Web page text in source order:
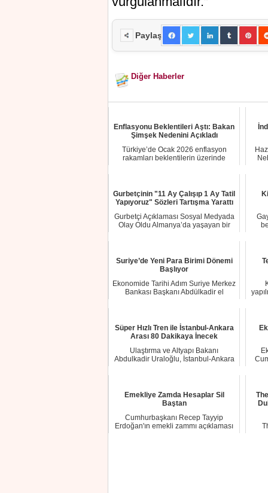
Paylaş
Diğer Haberler
Enflasyonu Beklentileri Aştı: Bakan
Şimşek Nedenini Açıkladı
Türkiye’de Ocak 2026 enflasyon
rakamları beklentilerin üzerinde
Gurbetçinin "11 Ay Çalışıp 1 Ay Tatil
Yapıyoruz" Sözleri Tartışma Yarattı
Gurbetçi Açıklaması Sosyal Medyada
Olay Oldu Almanya’da yaşayan bir
Suriye’de Yeni Para Birimi Dönemi
Başlıyor
Ekonomide Tarihi Adım Suriye Merkez
Bankası Başkanı Abdülkadir el
Süper Hızlı Tren ile İstanbul-Ankara
Arası 80 Dakikaya İnecek
Ulaştırma ve Altyapı Bakanı
Abdulkadir Uraloğlu, İstanbul-Ankara
Emekliye Zamda Hesaplar Sil
Baştan
Cumhurbaşkanı Recep Tayyip
Erdoğan'ın emekli zammı açıklaması